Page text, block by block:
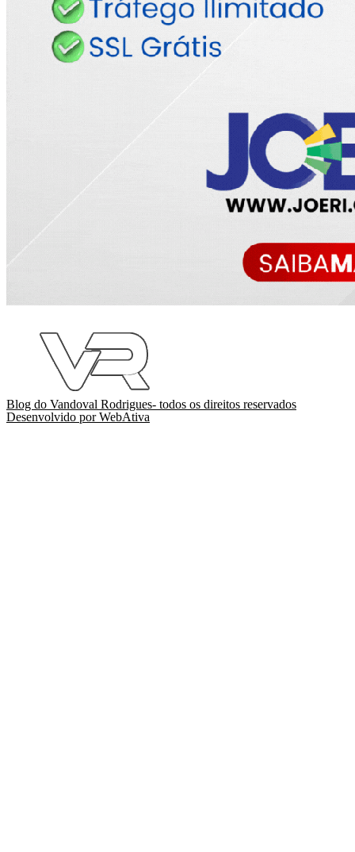
Blog do Vandoval Rodrigues- todos os direitos reservados
Desenvolvido por WebAtiva